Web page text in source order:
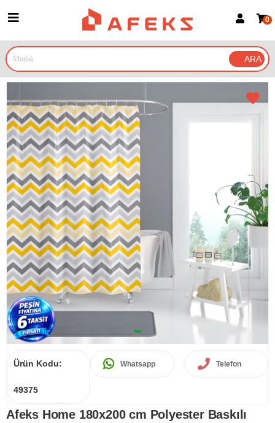
Google İle Bağlan
0
Ürün Kodu:
49375
Whatsapp Telefon
Afeks Home 180x200 cm Polyester Baskılı